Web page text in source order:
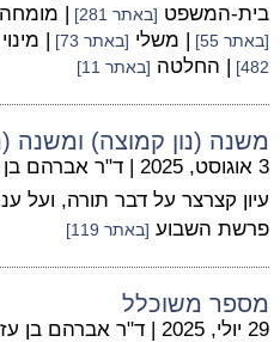
בית-המשפט [באתר 281] | מומחה
[באתר 55] | משלי [באתר 73] | מינוי
482]
| החלטה [באתר 11]
משנה (נון קמוצה) ומשנה
3 אוגוסט, 2025 | ד"ר אברהם בן
עיון קצרצר על דבר תורה, ועל
פרשת השבוע [באתר 119]
מספר משוכלל
29 יולי, 2025 | ד"ר אברהם בן